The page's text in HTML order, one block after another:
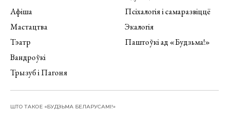
Афіша
Мастацтва
Тэатр
Вандроўкі
Трызуб і Пагоня
Псіхалогія і самаразвіццё
Экалогія
Паштоўкі ад «Будзьма!»
ШТО ТАКОЕ «БУДЗЬМА БЕЛАРУСАМІ!»